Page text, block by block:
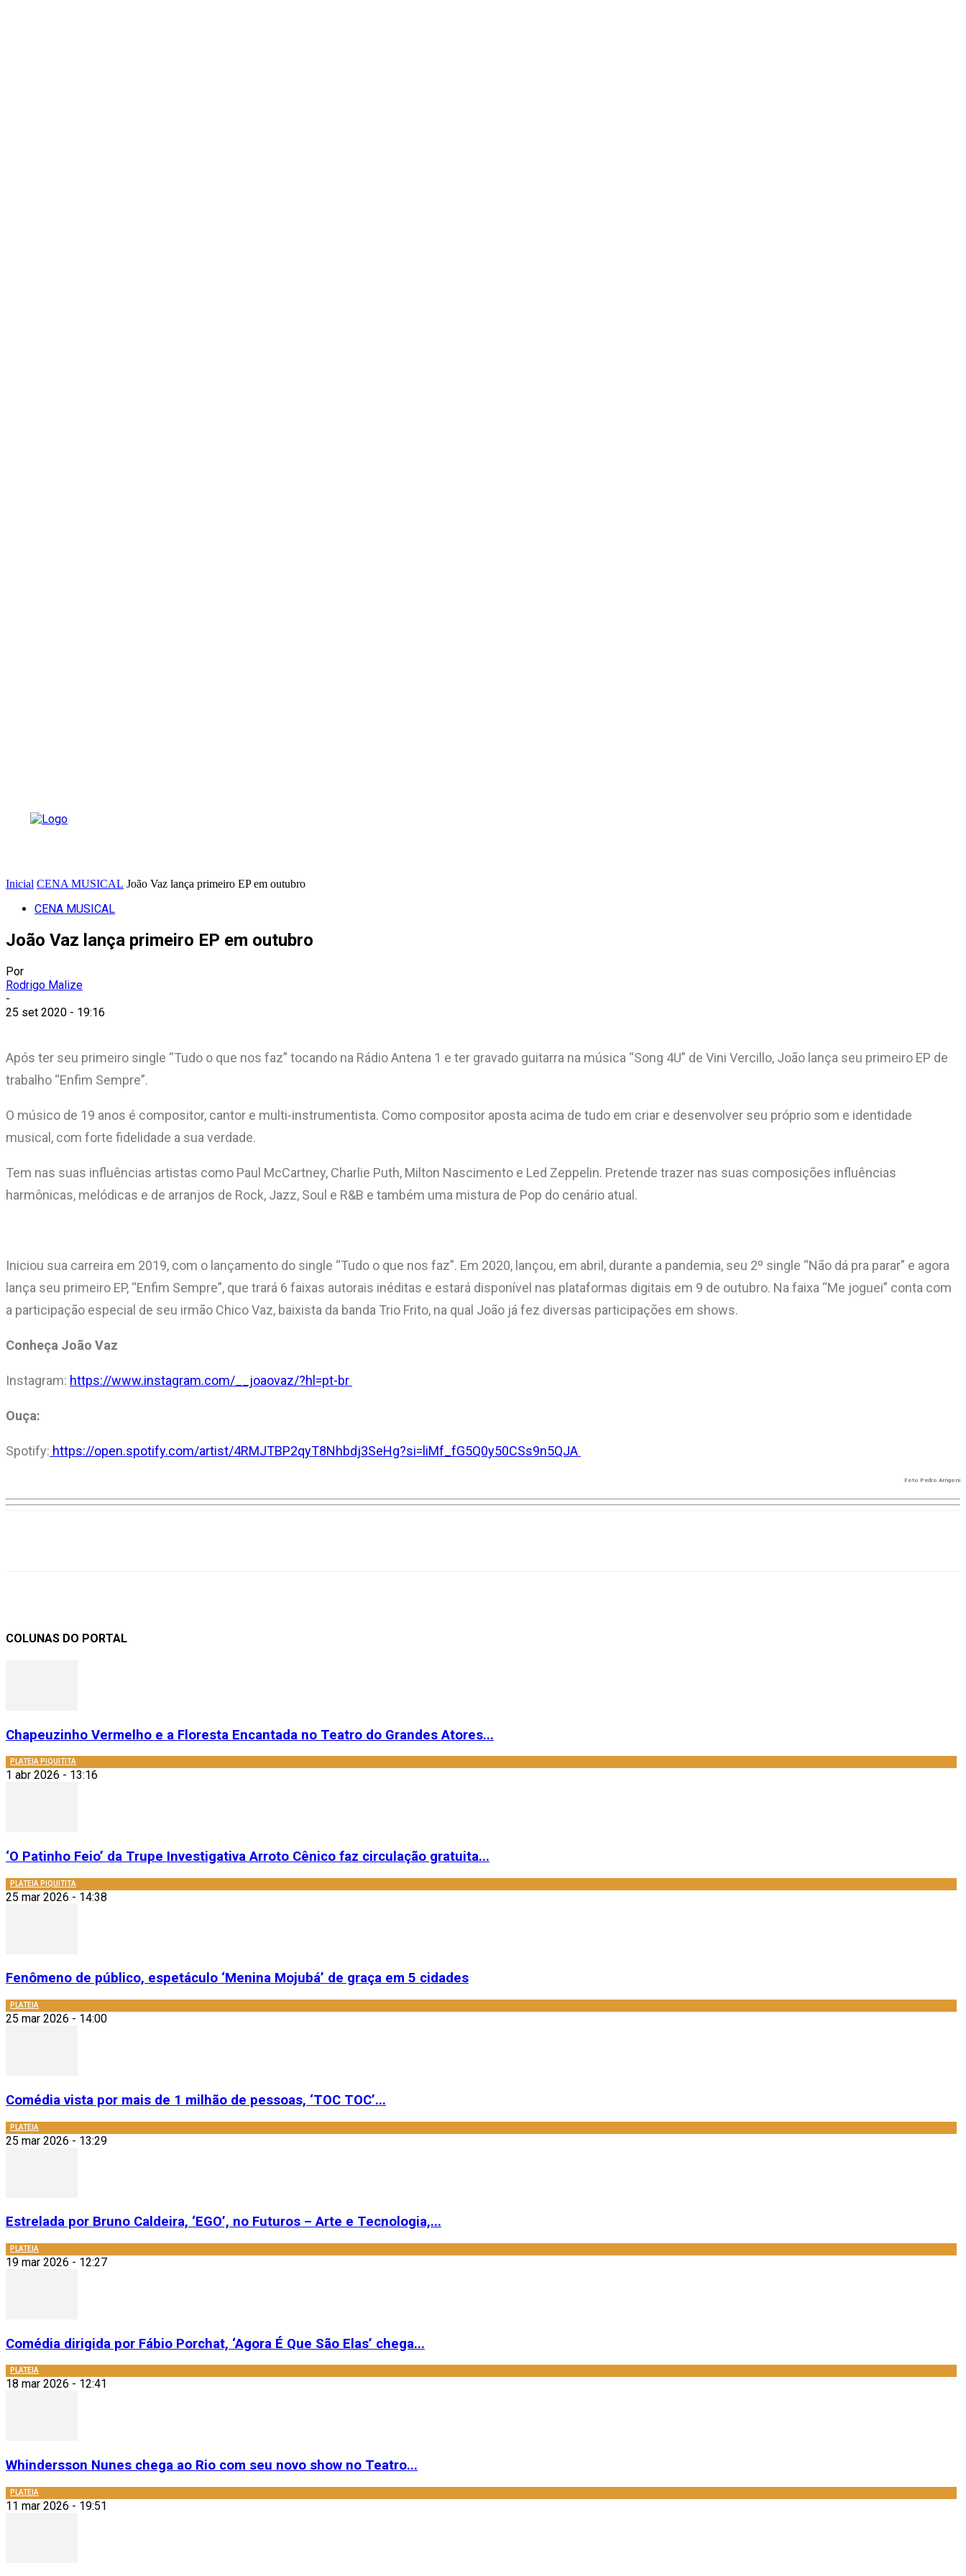
Inicial CENA MUSICAL João Vaz lança primeiro EP em outubro
CENA MUSICAL
João Vaz lança primeiro EP em outubro
Por
Rodrigo Malize
-
25 set 2020 - 19:16
Após ter seu primeiro single “Tudo o que nos faz” tocando na Rádio Antena 1 e ter gravado guitarra na música “Song 4U” de Vini Vercillo, João lança seu primeiro EP de
trabalho “Enfim Sempre”.
O músico de 19 anos é compositor, cantor e multi-instrumentista. Como compositor aposta acima de tudo em criar e desenvolver seu próprio som e identidade
musical, com forte fidelidade a sua verdade.
Tem nas suas influências artistas como Paul McCartney, Charlie Puth, Milton Nascimento e Led Zeppelin. Pretende trazer nas suas composições influências
harmônicas, melódicas e de arranjos de Rock, Jazz, Soul e R&B e também uma mistura de Pop do cenário atual.
Iniciou sua carreira em 2019, com o lançamento do single “Tudo o que nos faz”. Em 2020, lançou, em abril, durante a pandemia, seu 2º single “Não dá pra parar” e agora
lança seu primeiro EP, “Enfim Sempre”, que trará 6 faixas autorais inéditas e estará disponível nas plataformas digitais em 9 de outubro. Na faixa “Me joguei” conta com
a participação especial de seu irmão Chico Vaz, baixista da banda Trio Frito, na qual João já fez diversas participações em shows.
Conheça João Vaz
Instagram: https://www.instagram.com/__joaovaz/?hl=pt-br
Ouça:
Spotify: https://open.spotify.com/artist/4RMJTBP2qyT8Nhbdj3SeHg?si=liMf_fG5Q0y50CSs9n5QJA
Foto Pedro Arrigoni
COLUNAS DO PORTAL
Chapeuzinho Vermelho e a Floresta Encantada no Teatro do Grandes Atores...
PLATEIA PIQUITITA
1 abr 2026 - 13:16
‘O Patinho Feio’ da Trupe Investigativa Arroto Cênico faz circulação gratuita...
PLATEIA PIQUITITA
25 mar 2026 - 14:38
Fenômeno de público, espetáculo ‘Menina Mojubá’ de graça em 5 cidades
PLATEIA
25 mar 2026 - 14:00
Comédia vista por mais de 1 milhão de pessoas, ‘TOC TOC’...
PLATEIA
25 mar 2026 - 13:29
Estrelada por Bruno Caldeira, ‘EGO’, no Futuros – Arte e Tecnologia,...
PLATEIA
19 mar 2026 - 12:27
Comédia dirigida por Fábio Porchat, ‘Agora É Que São Elas’ chega...
PLATEIA
18 mar 2026 - 12:41
Whindersson Nunes chega ao Rio com seu novo show no Teatro...
PLATEIA
11 mar 2026 - 19:51